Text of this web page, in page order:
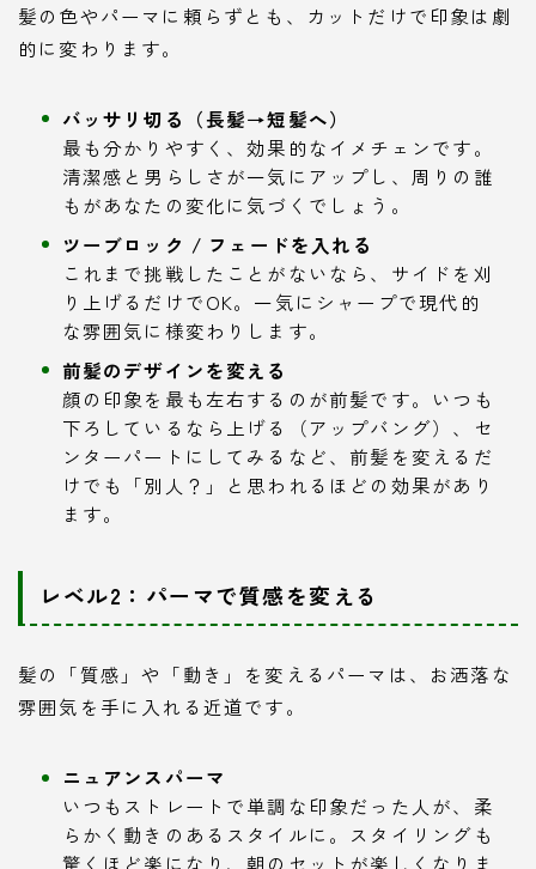
髪の色やパーマに頼らずとも、カットだけで印象は劇
的に変わります。
バッサリ切る（長髪→短髪へ）
最も分かりやすく、効果的なイメチェンです。
清潔感と男らしさが一気にアップし、周りの誰
もがあなたの変化に気づくでしょう。
ツーブロック / フェードを入れる
これまで挑戦したことがないなら、サイドを刈
り上げるだけでOK。一気にシャープで現代的
な雰囲気に様変わりします。
前髪のデザインを変える
顔の印象を最も左右するのが前髪です。いつも
下ろしているなら上げる（アップバング）、セ
ンターパートにしてみるなど、前髪を変えるだ
けでも「別人？」と思われるほどの効果があり
ます。
レベル2：パーマで質感を変える
髪の「質感」や「動き」を変えるパーマは、お洒落な
雰囲気を手に入れる近道です。
ニュアンスパーマ
いつもストレートで単調な印象だった人が、柔
らかく動きのあるスタイルに。スタイリングも
驚くほど楽になり、朝のセットが楽しくなりま